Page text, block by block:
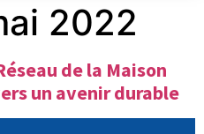
2022
de la Maison
un avenir durable